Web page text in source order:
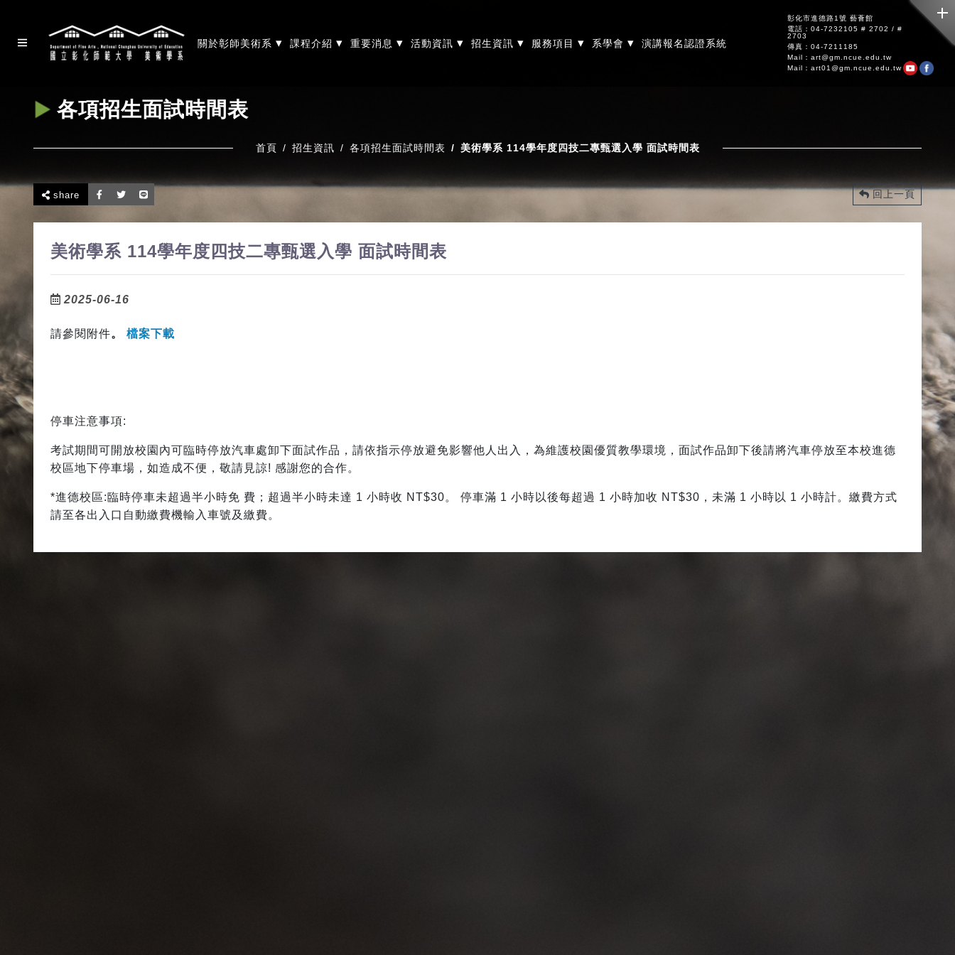
關於彰師美術系 ▾ 課程介紹 ▾ 重要消息 ▾ 活動資訊 ▾ 招生資訊 ▾ 服務項目 ▾ 系學會 ▾ 演講報名認證系統
彰化市進德路1號 藝薈館
電話：04-7232105 # 2702 / #
2703
傳真：04-7211185
Mail：art@gm.ncue.edu.tw
Mail：art01@gm.ncue.edu.tw
各項招生面試時間表
首頁 招生資訊 各項招生面試時間表 美術學系 114學年度四技二專甄選入學 面試時間表
share 回上一頁
美術學系 114學年度四技二專甄選入學 面試時間表
2025-06-16
請參閱附件。 檔案下載
停車注意事項:
考試期間可開放校園內可臨時停放汽車處卸下面試作品，請依指示停放避免影響他人出入，為維護校園優質教學環境，面試作品卸下後請將汽車停放至本校進德
校區地下停車場，如造成不便，敬請見諒! 感謝您的合作。
*進德校區:臨時停車未超過半小時免 費；超過半小時未達 1 小時收 NT$30。 停車滿 1 小時以後每超過 1 小時加收 NT$30，未滿 1 小時以 1 小時計。繳費方式
請至各出入口自動繳費機輸入車號及繳費。